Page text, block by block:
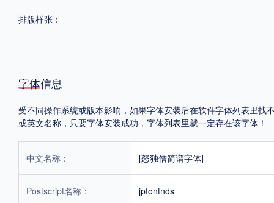
排版样张：
字体信息
受不同操作系统或版本影响，如果字体安装后在软件字体列表里
或英文名称，只要字体安装成功，字体列表里就一定存在该字体！
中文名称： [怒独僧简谱字体]
Postscript名称： jpfontnds